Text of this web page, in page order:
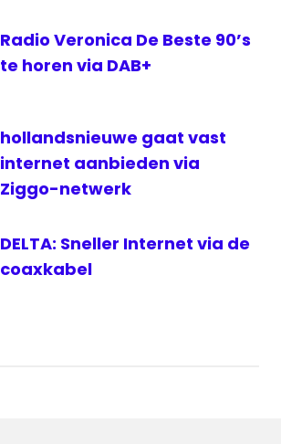
Radio Veronica De Beste 90’s
te horen via DAB+
hollandsnieuwe gaat vast
internet aanbieden via
Ziggo-netwerk
DELTA: Sneller Internet via de
coaxkabel